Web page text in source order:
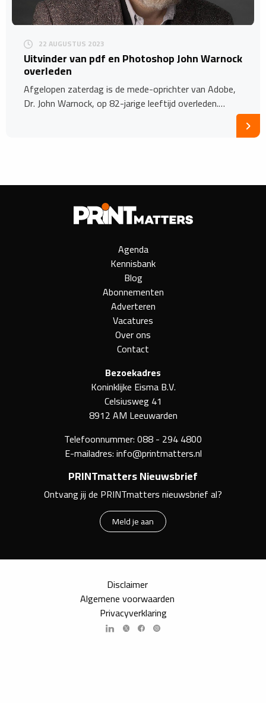
22 AUGUSTUS 2023
Uitvinder van pdf en Photoshop John Warnock
overleden
Afgelopen zaterdag is de mede-oprichter van Adobe,
Dr. John Warnock, op 82-jarige leeftijd overleden.…
Agenda
Kennisbank
Blog
Abonnementen
Adverteren
Vacatures
Over ons
Contact
Bezoekadres
Koninklijke Eisma B.V.
Celsiusweg 41
8912 AM Leeuwarden
Telefoonnummer:088 - 294 4800
E-mailadres:info@printmatters.nl
PRINTmatters Nieuwsbrief
Ontvang jij de PRINTmatters nieuwsbrief al?
Meld je aan
Disclaimer
Algemene voorwaarden
Privacyverklaring